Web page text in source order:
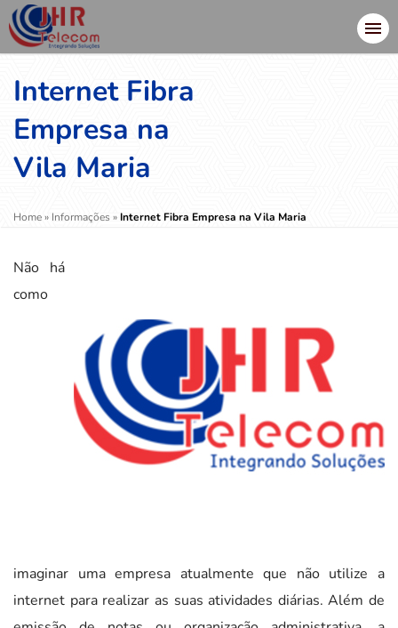
Internet Fibra
Empresa na
Vila Maria
Home» Informações » Internet Fibra Empresa na Vila Maria
Não há
como
imaginar uma empresa atualmente que não utilize a
internet para realizar as suas atividades diárias. Além de